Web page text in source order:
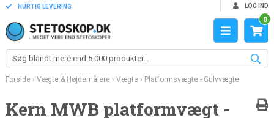
HURTIG LEVERING LOG IND
0
Forside› Vægte & Højdemålere› Vægte› Platformsvægte - Gulvvægte
Kern MWB platformvægt -